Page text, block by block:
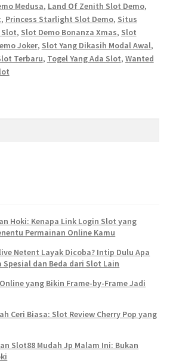
Medusa, Land Of Zenith Slot Demo,
, Princess Starlight Slot Demo, Situs
Slot, Slot Demo Bonanza Xmas, Slot
Joker, Slot Yang Dikasih Modal Awal,
Terbaru, Togel Yang Ada Slot, Wanted
Hoki: Kenapa Link Login Slot yang
Permainan Online Kamu
Netent Layak Dicoba? Intip Dulu Apa
dan Beda dari Slot Lain
yang Bikin Frame-by-Frame Jadi
Ceri Biasa: Slot Review Cherry Pop yang
Slot88 Mudah Jp Malam Ini: Bukan